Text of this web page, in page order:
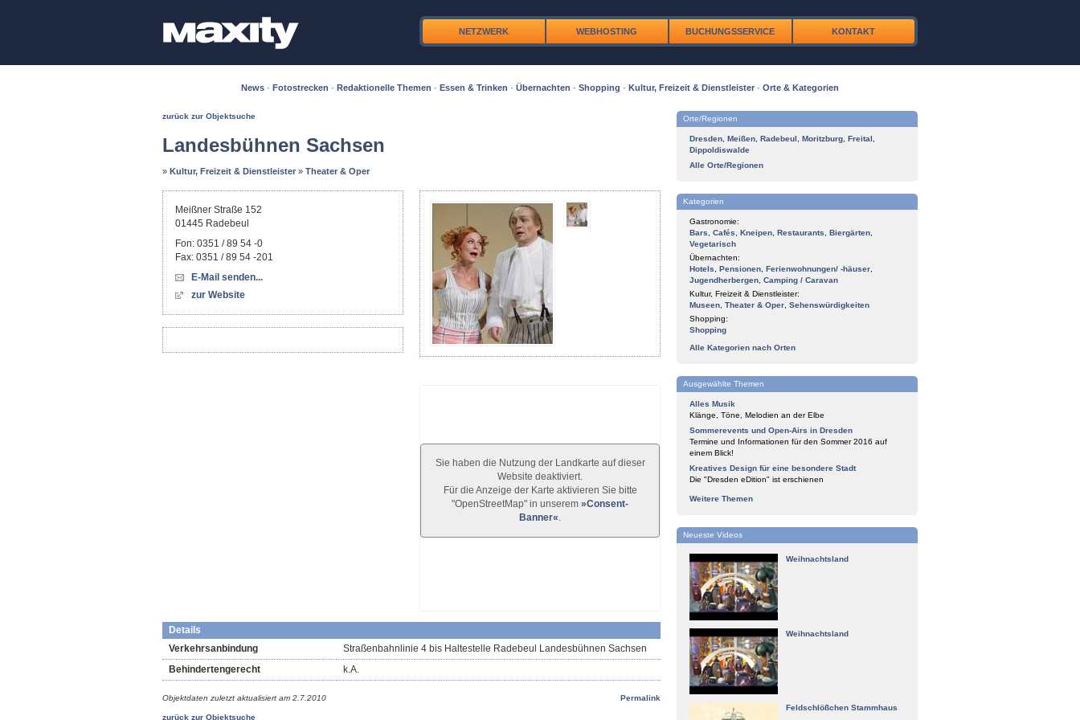
NETZWERK WEBHOSTING BUCHUNGSSERVICE KONTAKT
News · Fotostrecken · Redaktionelle Themen · Essen & Trinken · Übernachten · Shopping · Kultur, Freizeit & Dienstleister · Orte & Kategorien
zurück zur Objektsuche
Landesbühnen Sachsen
» Kultur, Freizeit & Dienstleister » Theater & Oper
Sie haben die Nutzung der Landkarte auf dieser
Website deaktiviert.
Für die Anzeige der Karte aktivieren Sie bitte
"OpenStreetMap" in unserem »Consent-
Banner«
Meißner Straße 152
01445 Radebeul
Fon: 0351 / 89 54 -0
Fax: 0351 / 89 54 -201
E-Mail senden...
zur Website
Details
Verkehrsanbindung
Straßenbahnlinie 4 bis Haltestelle Radebeul Landesbühnen Sachsen
Behindertengerecht
k.A.
Objektdaten zuletzt aktualisiert am 2.7.2010 Permalink
zurück zur Objektsuche
Orte/Regionen
Dresden Meißen Radebeul Moritzburg Freital
Dippoldiswalde
Alle Orte/Regionen
Kategorien
Gastronomie:
Bars
Cafés Kneipen Restaurants Biergärten
Vegetarisch
Übernachten:
Hotels
Pensionen Ferienwohnungen/ -häuser
Jugendherbergen Camping / Caravan
Kultur, Freizeit & Dienstleister:
Museen Theater & Oper Sehenswürdigkeiten
Shopping:
Shopping
Alle Kategorien nach Orten
Ausgewählte Themen
Alles Musik
Klänge, Töne, Melodien an der Elbe
Sommerevents und Open-Airs in Dresden
Termine und Informationen für den Sommer 2016 auf
einem Blick!
Kreatives Design für eine besondere Stadt
Die "Dresden eDition" ist erschienen
Weitere Themen
Neueste Videos
Weihnachtsland
Weihnachtsland
Feldschlößchen Stammhaus